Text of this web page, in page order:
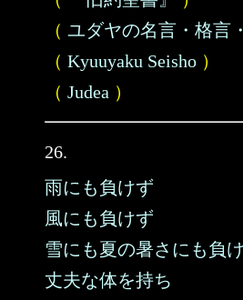
（ ユダヤの名言・格言
（ Kyuuyaku Seisho ）
（ Judea ）
26.
雨にも負けず
風にも負けず
雪にも夏の暑さにも負
丈夫な体を持ち